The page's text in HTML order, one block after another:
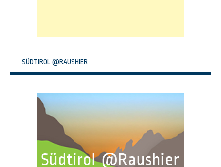
SÜDTIROL @RAUSHIER